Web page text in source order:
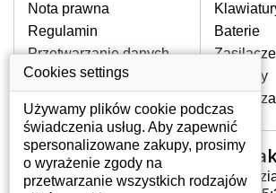
NAJWYZSZEJ
W naszym
cały okres
wyłącznie
oryginalne matryce
wadliwych pikseli.
JAK WYBRAĆ ODPOWIEDNI
Nota prawna
Regulamin
Przetwarzanie danych
osobowych
Gdzie nas znajdziesz
Baterie
Zasilacze
Zawiasy
Złącza
Twoje konto
Twoje konto
Cookies settings
Używamy plików cookie podczas
świadczenia usług. Aby zapewnić
spersonalizowane zakupy, prosimy
o wyrażenie zgody na
przetwarzanie wszystkich rodzajów